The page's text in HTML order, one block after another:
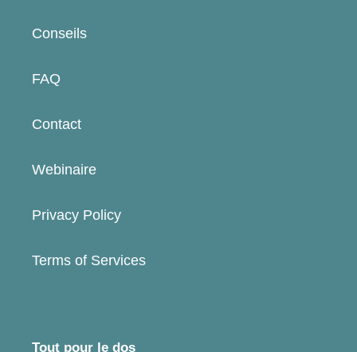
Conseils
FAQ
Contact
Webinaire
Privacy Policy
Terms of Services
Tout pour le dos